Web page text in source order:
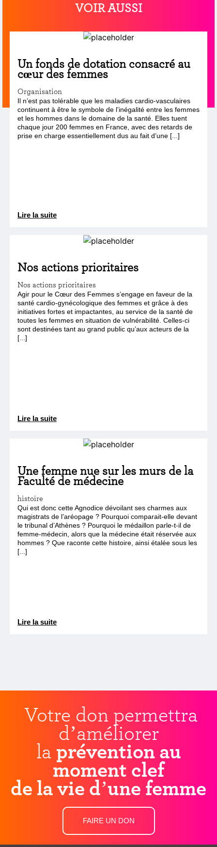
VOIR AUSSI
Un fonds de dotation consacré au
cœur des femmes
Organisation
Il n’est pas tolérable que les maladies cardio-vasculaires
continuent à être le symbole de l’inégalité entre les femmes
et les hommes dans le domaine de la santé. Elles tuent
chaque jour 200 femmes en France, avec des retards de
prise en charge essentiellement dus au fait d’une [...]
Lire la suite
Nos actions prioritaires
Nos actions prioritaires
Agir pour le Cœur des Femmes s’engage en faveur de la
santé cardio-gynécologique des femmes et grâce à des
initiatives fortes et impactantes, au service de la santé de
toutes les femmes en situation de vulnérabilité. Celles-ci
sont destinées tant au grand public qu’aux acteurs de la
[...]
Lire la suite
Une femme nue sur les murs de la
Faculté de médecine
histoire
Qui est donc cette Agnodice dévoilant ses charmes aux
magistrats de l’aréopage ? Pourquoi comparait-elle devant
le tribunal d’Athènes ? Pourquoi le médaillon parle-t-il de
femme-médecin, alors que la médecine était réservée aux
hommes ? Que raconte cette histoire, ainsi étalée sous les
[...]
Lire la suite
Votre don permettra
d’améliorer
la prévention au
moment clef
de la vie d’une femme
FAIRE UN DON